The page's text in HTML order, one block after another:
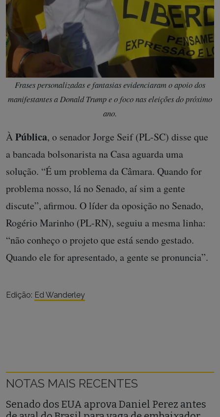
Frases personalizadas e fantasias evidenciaram o apoio dos
manifestantes a Donald Trump e o foco nas eleições do próximo
ano.
ÀPública, o senador Jorge Seif (PL-SC) disse que
a bancada bolsonarista na Casa aguarda uma
solução. “É um problema da Câmara. Quando for
problema nosso, lá no Senado, aí sim a gente
discute”, afirmou. O líder da oposição no Senado,
Rogério Marinho (PL-RN), seguiu a mesma linha:
“não conheço o projeto que está sendo gestado.
Quando ele for apresentado, a gente se pronuncia”.
Edição: Ed Wanderley
NOTAS MAIS RECENTES
Senado dos EUA aprova Daniel Perez antes